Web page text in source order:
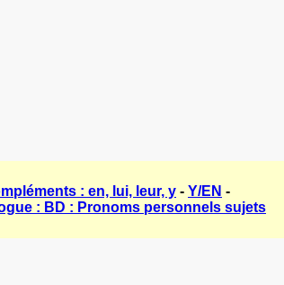
: en, lui, leur, y - Y/EN -
: BD : Pronoms personnels sujets